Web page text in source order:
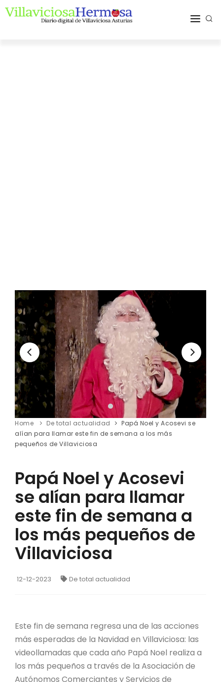
Home De total actualidad
Papá Noel y Acosevi se
alían para llamar este fin de semana a los más
pequeños de Villaviciosa
Papá Noel y Acosevi
se alían para llamar
este fin de semana a
los más pequeños de
Villaviciosa
12-12-2023 De total actualidad
Este fin de semana regresa una de las acciones
más esperadas de la Navidad en Villaviciosa: las
videollamadas que cada año Papá Noel realiza a
los más pequeños a través de la Asociación de
Autónomos Comerciantes y Servicios de